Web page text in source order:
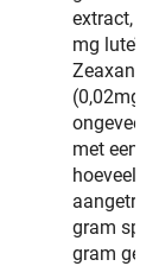
extract,
mg
(0,02mg).
ongeveer
met een
gram
gram